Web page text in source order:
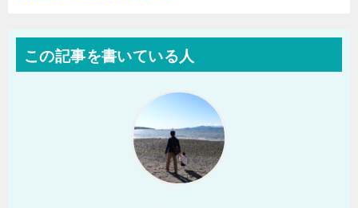
この記事を書いている人